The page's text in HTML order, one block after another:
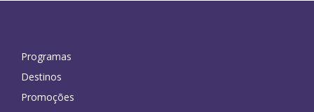
Programas
Destinos
Promoções